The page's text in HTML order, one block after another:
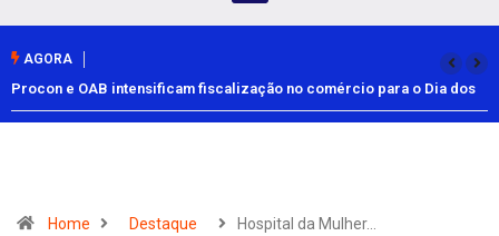
AGORA
Procon e OAB intensificam fiscalização no comércio para o Dia dos
Pais
Home Destaque Hospital da Mulher…